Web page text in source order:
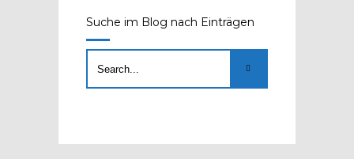
Suche im Blog nach Einträgen